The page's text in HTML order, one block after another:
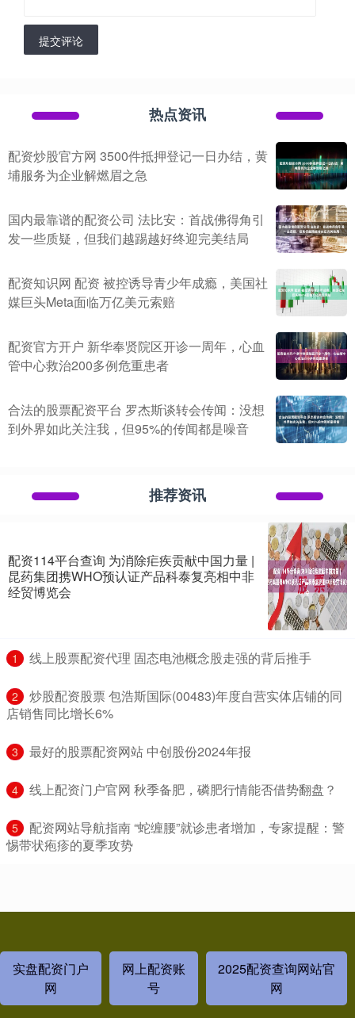
提交评论
热点资讯
配资炒股官方网 3500件抵押登记一日办结，黄
埔服务为企业解燃眉之急
国内最靠谱的配资公司 法比安：首战佛得角引
发一些质疑，但我们越踢越好终迎完美结局
配资知识网 配资 被控诱导青少年成瘾，美国社
媒巨头Meta面临万亿美元索赔
配资官方开户 新华奉贤院区开诊一周年，心血
管中心救治200多例危重患者
合法的股票配资平台 罗杰斯谈转会传闻：没想
到外界如此关注我，但95%的传闻都是噪音
推荐资讯
配资114平台查询 为消除疟疾贡献中国力量 |
昆药集团携WHO预认证产品科泰复亮相中非
经贸博览会
1 ​线上股票配资代理 固态电池概念股走强的背后推手
2
​炒股配资股票 包浩斯国际(00483)年度自营实体店铺的同
店销售同比增长6%
3 ​最好的股票配资网站 中创股份2024年报
4 ​线上配资门户官网 秋季备肥，磷肥行情能否借势翻盘？
5
​配资网站导航指南 “蛇缠腰”就诊患者增加，专家提醒：警
惕带状疱疹的夏季攻势
实盘配资门户
网
网上配资账
号
2025配资查询网站官
网